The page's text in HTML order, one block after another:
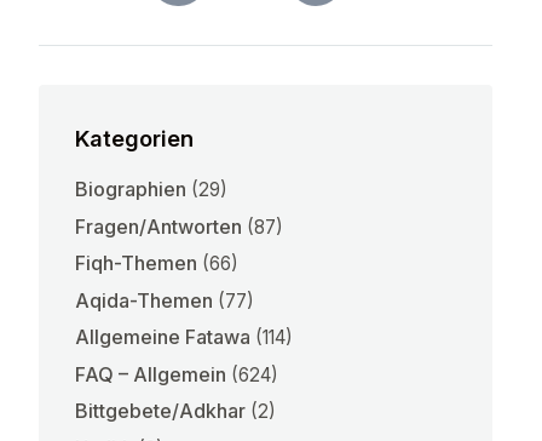
Kategorien
Biographien (29)
Fragen/Antworten (87)
Fiqh-Themen (66)
Aqida-Themen (77)
Allgemeine Fatawa (114)
FAQ – Allgemein (624)
Bittgebete/Adkhar (2)